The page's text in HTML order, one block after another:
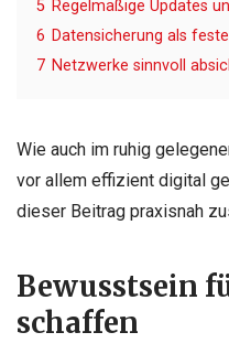
5 Regelmäßige Updates
6 Datensicherung als
7 Netzwerke sinnvoll
Wie auch im ruhig
vor allem effizient digital
dieser Beitrag praxisnah
Bewusstsein
schaffen